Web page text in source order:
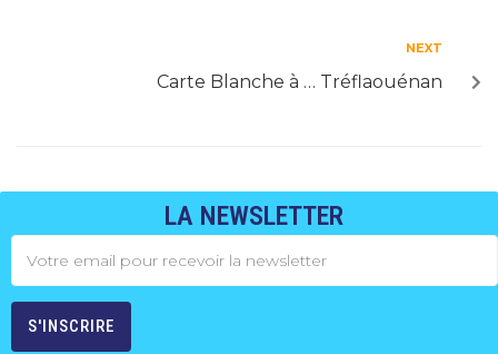
NEXT
Carte Blanche à … Tréflaouénan
LA NEWSLETTER